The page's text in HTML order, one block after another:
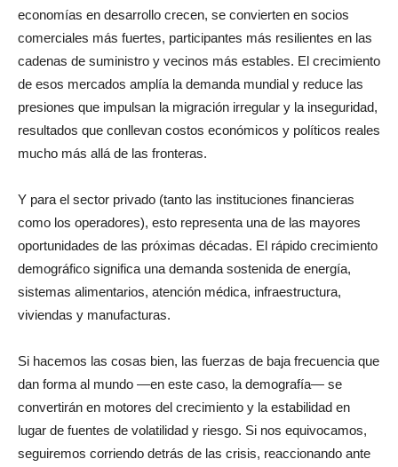
economías en desarrollo crecen, se convierten en socios
comerciales más fuertes, participantes más resilientes en las
cadenas de suministro y vecinos más estables. El crecimiento
de esos mercados amplía la demanda mundial y reduce las
presiones que impulsan la migración irregular y la inseguridad,
resultados que conllevan costos económicos y políticos reales
mucho más allá de las fronteras.
Y para el sector privado (tanto las instituciones financieras
como los operadores), esto representa una de las mayores
oportunidades de las próximas décadas. El rápido crecimiento
demográfico significa una demanda sostenida de energía,
sistemas alimentarios, atención médica, infraestructura,
viviendas y manufacturas.
Si hacemos las cosas bien, las fuerzas de baja frecuencia que
dan forma al mundo —en este caso, la demografía— se
convertirán en motores del crecimiento y la estabilidad en
lugar de fuentes de volatilidad y riesgo. Si nos equivocamos,
seguiremos corriendo detrás de las crisis, reaccionando ante